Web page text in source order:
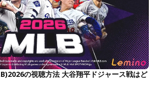
の視聴方法 大谷翔平ドジャース戦はど